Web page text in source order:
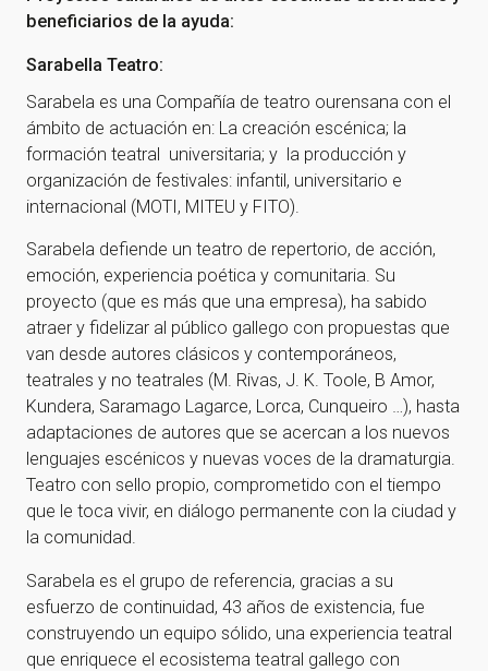
beneficiarios de la ayuda:
Sarabella Teatro:
Sarabela es una Compañía de teatro ourensana con el
ámbito de actuación en: La creación escénica; la
formación teatral universitaria; y la producción y
organización de festivales: infantil, universitario e
internacional (MOTI, MITEU y FITO).
Sarabela defiende un teatro de repertorio, de acción,
emoción, experiencia poética y comunitaria. Su
proyecto (que es más que una empresa), ha sabido
atraer y fidelizar al público gallego con propuestas que
van desde autores clásicos y contemporáneos,
teatrales y no teatrales (M. Rivas, J. K. Toole, B Amor,
Kundera, Saramago Lagarce, Lorca, Cunqueiro …), hasta
adaptaciones de autores que se acercan a los nuevos
lenguajes escénicos y nuevas voces de la dramaturgia.
Teatro con sello propio, comprometido con el tiempo
que le toca vivir, en diálogo permanente con la ciudad y
la comunidad.
Sarabela es el grupo de referencia, gracias a su
esfuerzo de continuidad, 43 años de existencia, fue
construyendo un equipo sólido, una experiencia teatral
que enriquece el ecosistema teatral gallego con